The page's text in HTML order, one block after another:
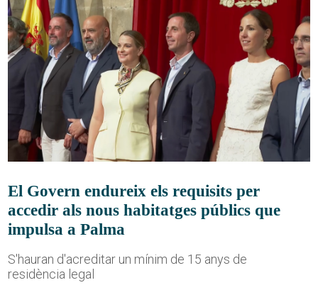
El Govern endureix els requisits per
accedir als nous habitatges públics que
impulsa a Palma
S'hauran d'acreditar un mínim de 15 anys de
residència legal